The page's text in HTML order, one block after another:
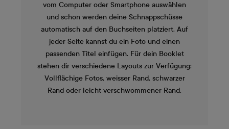
vom Computer oder Smartphone auswählen
und schon werden deine Schnappschüsse
automatisch auf den Buchseiten platziert. Auf
jeder Seite kannst du ein Foto und einen
passenden Titel einfügen. Für dein Booklet
stehen dir verschiedene Layouts zur Verfügung:
Vollflächige Fotos, weisser Rand, schwarzer
Rand oder leicht verschwommener Rand.